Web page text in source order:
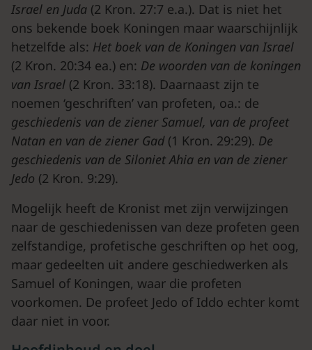
Israel en Juda (2 Kron. 27:7 e.a.). Dat is niet het
ons bekende boek Koningen maar waarschijnlijk
hetzelfde als: Het boek van de Koningen van Israel
(2 Kron. 20:34 ea.) en: De woorden van de koningen
van Israel (2 Kron. 33:18). Daarnaast zijn te
noemen ‘geschriften’ van profeten, oa.: de
geschiedenis van de ziener Samuel, van de profeet
Natan en van de ziener Gad (1 Kron. 29:29). De
geschiedenis van de Siloniet Ahia en van de ziener
Jedo (2 Kron. 9:29).
Mogelijk heeft de Kronist met zijn verwijzingen
naar de geschiedenissen van deze profeten geen
zelfstandige, profetische geschriften op het oog,
maar gedeelten uit andere geschiedwerken als
Samuel of Koningen, waar die profeten
voorkomen. De profeet Jedo of Iddo echter komt
daar niet in voor.